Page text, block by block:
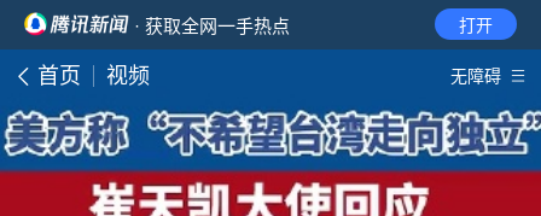
· 获取全网一手热点 打开
首页 视频 无障碍